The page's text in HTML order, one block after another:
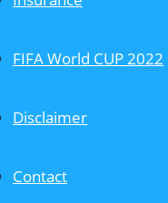
FIFA World CUP 2022
Disclaimer
Contact